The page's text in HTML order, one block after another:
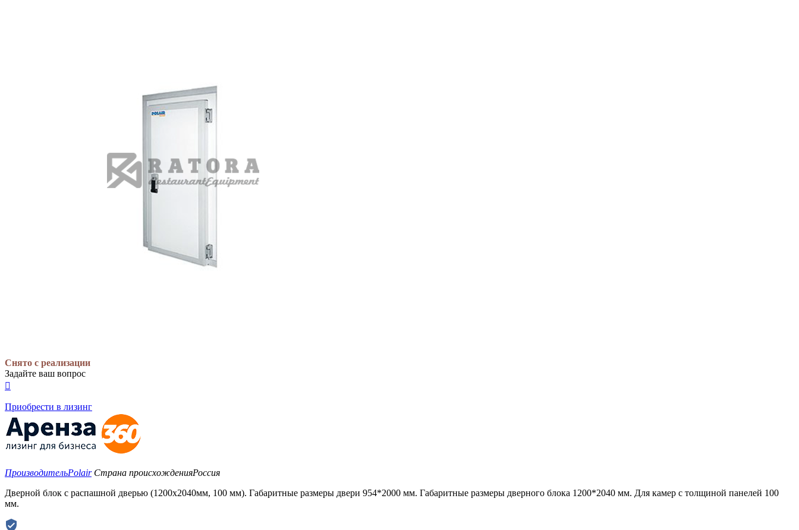
Снято с реализации
Задайте ваш вопрос

Приобрести в лизинг
ПроизводительPolair Страна происхожденияРоссия
Дверной блок с распашной дверью (1200х2040мм, 100 мм). Габаритные размеры двери 954*2000 мм. Габаритные размеры дверного блока 1200*2040 мм. Для камер с толщиной панелей 100
мм.